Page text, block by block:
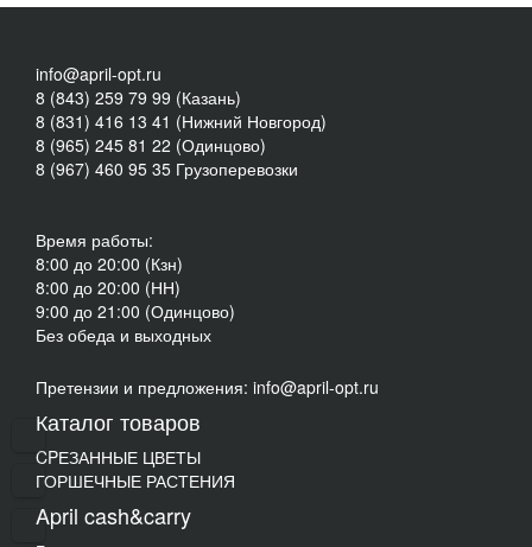
info@april-opt.ru
8 (843) 259 79 99 (Казань)
8 (831) 416 13 41 (Нижний Новгород)
8 (965) 245 81 22 (Одинцово)
8 (967) 460 95 35 Грузоперевозки
Время работы:
8:00 до 20:00 (Кзн)
8:00 до 20:00 (НН)
9:00 до 21:00 (Одинцово)
Без обеда и выходных
Претензии и предложения: info@april-opt.ru
Каталог товаров
CPЕЗАННЫЕ ЦВЕТЫ
ГОРШЕЧНЫЕ РАСТЕНИЯ
April cash&carry